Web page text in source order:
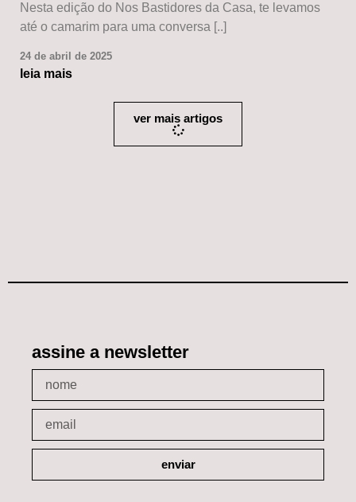
Nesta edição do Nos Bastidores da Casa, te levamos
até o camarim para uma conversa [..]
24 de abril de 2025
leia mais
ver mais artigos
assine a newsletter
enviar